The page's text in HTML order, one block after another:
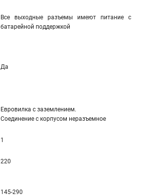
Все выходные разъемы имеют питание с
батарейной поддержкой
Да
Евровилка с заземлением.
Соединение с корпусом неразъемное
1
220
145-290